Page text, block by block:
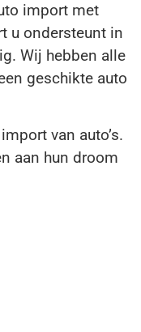
import met
u ondersteunt in
Wij hebben alle
geschikte auto
van auto’s.
aan hun droom